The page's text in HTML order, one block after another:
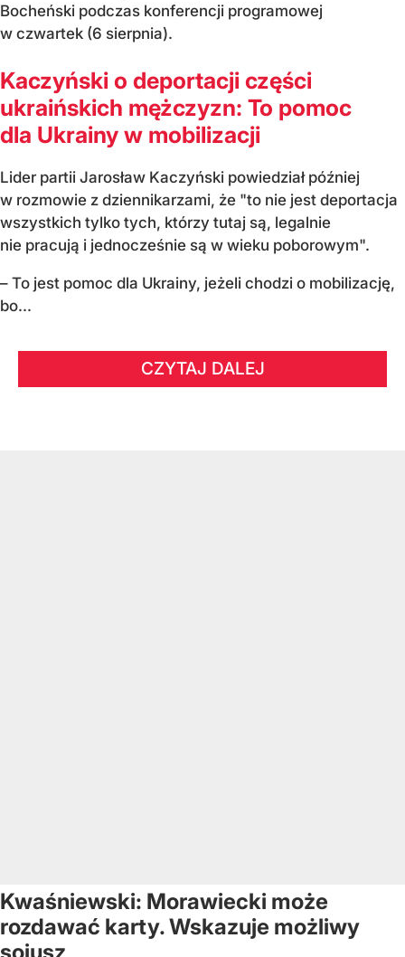
Bocheński podczas konferencji programowej
w czwartek (6 sierpnia).
Kaczyński o deportacji części
ukraińskich mężczyzn: To pomoc
dla Ukrainy w mobilizacji
Lider partii Jarosław Kaczyński powiedział później
w rozmowie z dziennikarzami, że "to nie jest deportacja
wszystkich tylko tych, którzy tutaj są, legalnie
nie pracują i jednocześnie są w wieku poborowym".
– To jest pomoc dla Ukrainy, jeżeli chodzi o mobilizację,
bo...
CZYTAJ DALEJ
Kwaśniewski: Morawiecki może
rozdawać karty. Wskazuje możliwy